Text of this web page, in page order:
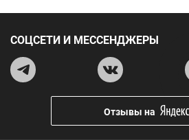
СОЦСЕТИ И МЕССЕНДЖЕРЫ
Отзывы на